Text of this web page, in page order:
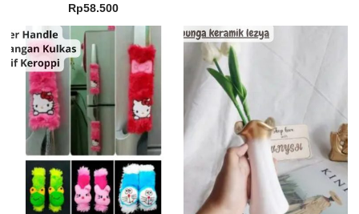
Rp58.500